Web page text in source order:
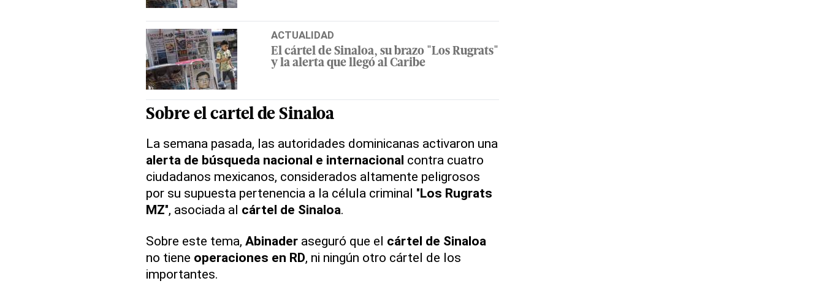
ACTUALIDAD
El cártel de Sinaloa, su brazo "Los Rugrats"
y la alerta que llegó al Caribe
Sobre el cartel de Sinaloa
La semana pasada, las autoridades dominicanas activaron una
alerta de búsqueda nacional e internacional contra cuatro
ciudadanos mexicanos, considerados altamente peligrosos
por su supuesta pertenencia a la célula criminal "Los Rugrats
MZ", asociada al cártel de Sinaloa.
Sobre este tema, Abinaderaseguró que el cártel de Sinaloa
no tiene operaciones en RD, ni ningún otro cártel de los
importantes.